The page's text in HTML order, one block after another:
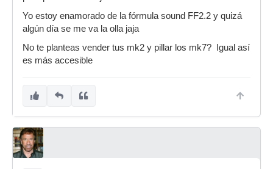
Yo estoy enamorado de la fórmula sound FF2.2 y quizá
algún día se me va la olla jaja
No te planteas vender tus mk2 y pillar los mk7? Igual así
es más accesible